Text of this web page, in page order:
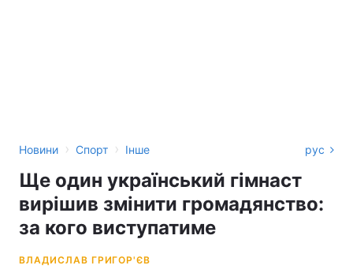
Новини › Спорт › Інше рус
Ще один український гімнаст
вирішив змінити громадянство:
за кого виступатиме
ВЛАДИСЛАВ ГРИГОР'ЄВ